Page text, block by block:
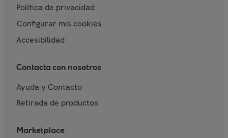
Política de privacidad
Configurar mis cookies
Accesibilidad
Contacta con nosotros
Ayuda y Contacto
Retirada de productos
Marketplace